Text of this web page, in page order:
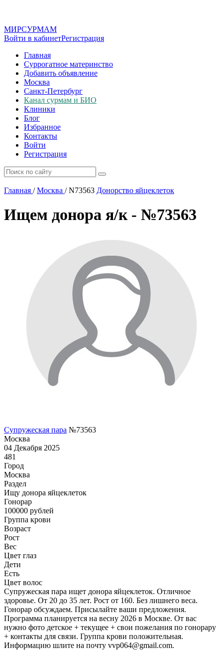
МИРСУРМАМ
Войти в кабинетРегистрация
Главная
Суррогатное материнство
Добавить объявление
Москва
Санкт-Петербург
Канал сурмам и БИО
Клиники
Блог
Избранное
Контакты
Войти
Регистрация
Главная / Москва /N73563 Донорство яйцеклеток
Ищем донора я/к - №73563
Супружеская пара №73563
Москва
04 Декабря 2025
481
Город
Москва
Раздел
Ищу донора яйцеклеток
Гонoрар
100000 рублей
Группа крови
Возраст
Рост
Вес
Цвет глаз
Дети
Есть
Цвет волос
Супружеская пара ищет донора яйцеклеток. Отличное
здоровье. От 20 до 35 лет. Рост от 160. Без лишнего веса.
Гонорар обсуждаем. Присылайте ваши предложения.
Программа планируется на весну 2026 в Москве. От вас
нужно фото детское + текущее + свои пожелания по гонорару
+ контакты для связи. Группа крови положительная.
Информацию шлите на почту vvp064@gmail.com.